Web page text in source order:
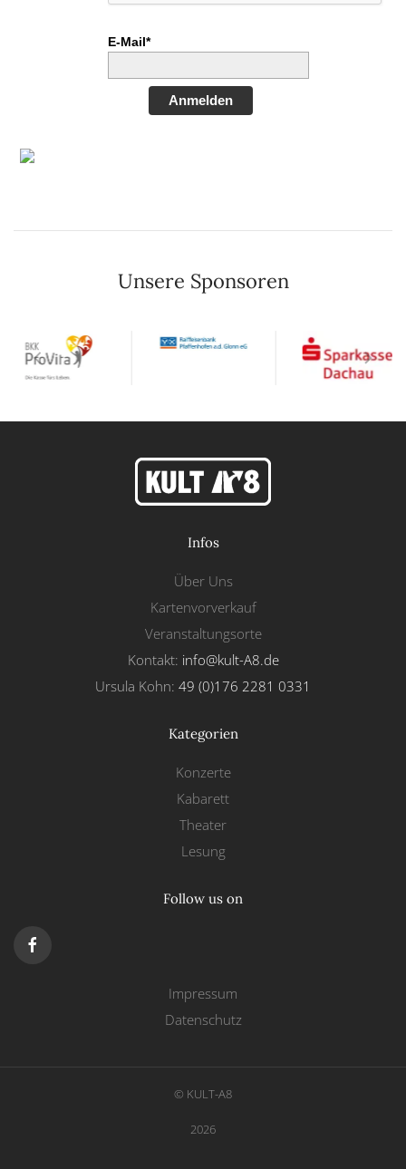
E-Mail*
Anmelden
Unsere Sponsoren
Infos
Über Uns
Kartenvorverkauf
Veranstaltungsorte
Kontakt: info@kult-A8.de
Ursula Kohn: 49 (0)176 2281 0331
Kategorien
Konzerte
Kabarett
Theater
Lesung
Follow us on
Impressum
Datenschutz
© KULT-A8
2026